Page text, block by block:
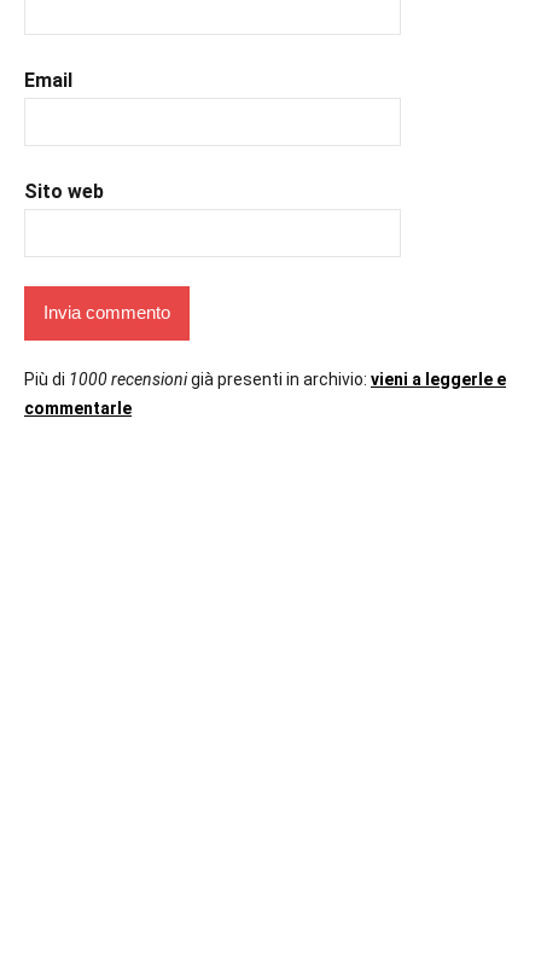
Email
Sito web
Più di 1000 recensionigià presenti in archivio: vieni a leggerle e
commentarle